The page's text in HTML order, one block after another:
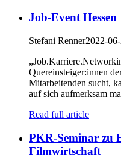
Job-Event Hessen
Stefani Renner2022-
Quereinsteiger:innen
Mitarbeitenden sucht,
auf sich aufmerksam
Read full article
PKR-Seminar zu
Filmwirtschaft